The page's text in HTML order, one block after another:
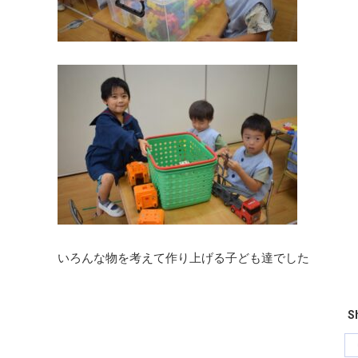
いろんな物を考えて作り上げる子ども達でした